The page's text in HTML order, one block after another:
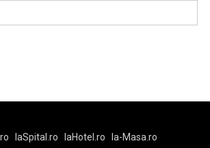
laSpital.ro laHotel.ro
la-Masa.ro